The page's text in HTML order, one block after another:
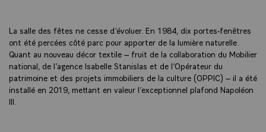
La salle des fêtes ne cesse d’évoluer. En 1984, dix portes-fenêtres
ont été percées côté parc pour apporter de la lumière naturelle.
Quant au nouveau décor textile – fruit de la collaboration du Mobilier
national, de l’agence Isabelle Stanislas et de l’Opérateur du
patrimoine et des projets immobiliers de la culture (OPPIC) – il a été
installé en 2019, mettant en valeur l’exceptionnel plafond Napoléon
III.